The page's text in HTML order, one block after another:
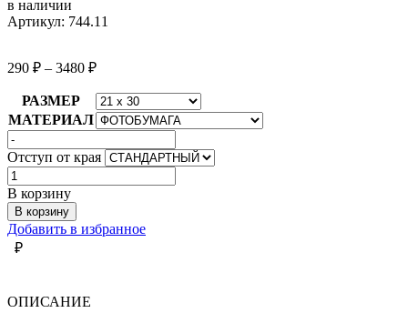
в наличии
Артикул: 744.11
290 ₽ – 3480 ₽
РАЗМЕР
МАТЕРИАЛ
Отступ от края
Количество
товара
УДАРНИЦЫ
В корзину
В корзину
Добавить в избранное
₽
ОПИСАНИЕ